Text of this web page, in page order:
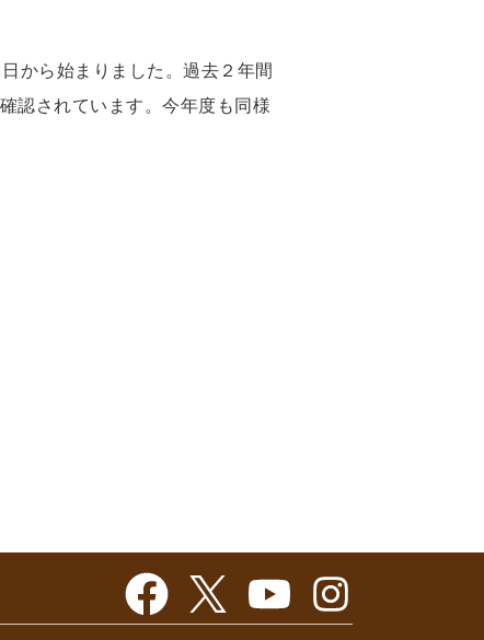
から始まりました。過去２年間
認されています。今年度も同様